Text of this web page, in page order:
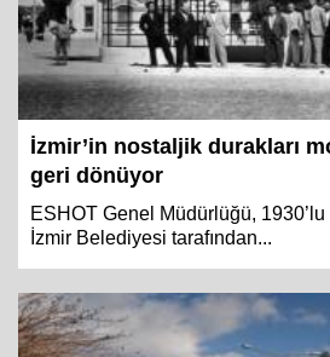
İzmir’in nostaljik durakları
geri dönüyor
ESHOT Genel Müdürlüğü, 1930’lu
İzmir Belediyesi tarafından...